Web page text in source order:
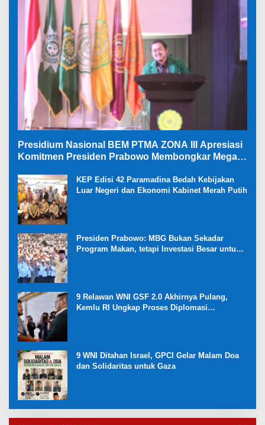
Presidium Nasional BEM PTMA ZONA III Apresiasi
Komitmen Presiden Prabowo Membongkar Mega
KEP Edisi 42 Paramadina Bedah Kebijakan
Luar Negeri dan Ekonomi Kabinet Merah Putih
Presiden Prabowo: MBG Bukan Sekadar
Program Makan, tetapi Investasi Besar untuk
9 Relawan WNI GSF 2.0 Akhirnya Pulang,
Kemlu RI Ungkap Proses Diplomasi
9 WNI Ditahan Israel, GPCI Gelar Malam Doa
dan Solidaritas untuk Gaza